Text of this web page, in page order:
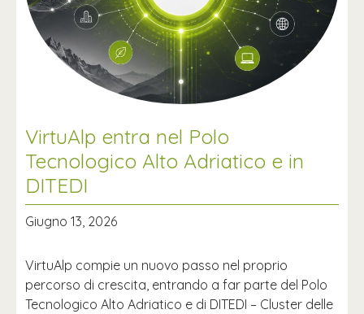
VirtuAlp entra nel Polo
Tecnologico Alto Adriatico e in
DITEDI
Giugno 13, 2026
VirtuAlp compie un nuovo passo nel proprio
percorso di crescita, entrando a far parte del Polo
Tecnologico Alto Adriatico e di DITEDI – Cluster delle